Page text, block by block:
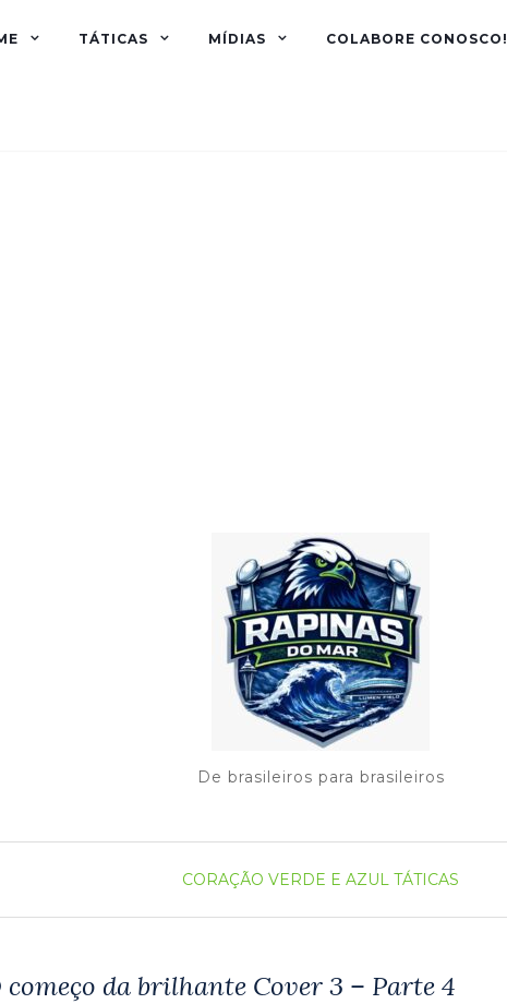
TÁTICAS MÍDIAS COLABORE CONOSCO!
De brasileiros para brasileiros
CORAÇÃO VERDE E AZUL TÁTICAS
da brilhante Cover 3 – Parte 4